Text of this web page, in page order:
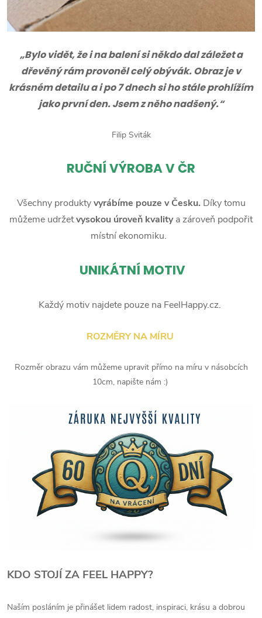
„Bylo vidět, že i na balení si někdo dal záležet a
dřevěný rám provoněl celý obývák. Obraz je v
krásném detailu a i po 7 dnech si ho stále prohlížím
jako první den. Jsem z něho nadšený.“
Filip Sviták
RUČNÍ VÝROBA V ČR
Všechny produktyvyrábíme pouze v Česku. Díky tomu
můžeme udržetvysokou úroveň kvalitya zároveň podpořit
místní ekonomiku.
UNIKÁTNÍ MOTIV
Každý motiv najdete pouze na FeelHappy.cz.
ROZMĚRY NA MÍRU
Rozměr obrazu vám můžeme upravit přímo na míru v násobcích
10cm, napište nám :)
KDO STOJÍ ZA FEEL HAPPY?
Naším posláním je přinášet lidem radost, inspiraci, krásu a dobrou